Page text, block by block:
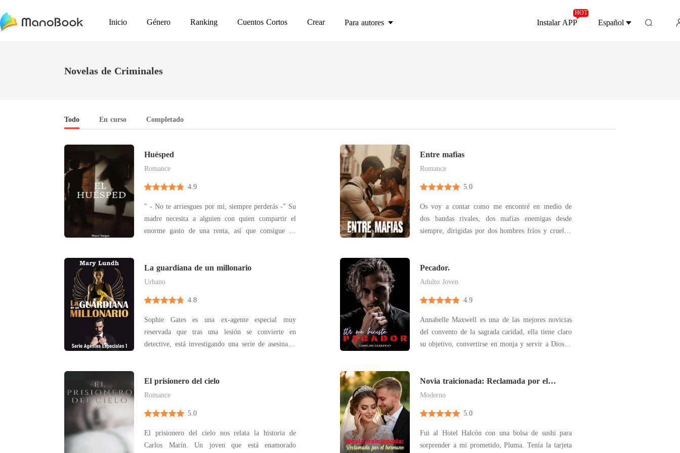
Inicio Género Ranking Cuentos Cortos Crear Para autores Instalar APP
HOT
Español
Novelas de Criminales
Todo En curso Completado
Huésped
Romance
4.9
" - No te arriesgues por mi, siempre perderás -" Su
madre necesita a alguien con quien compartir el
enorme gasto de una renta, así que consigue un
momento atrás. Pareciera como si siempre terminan
en el
Entre mafias
Romance
5.0
Os voy a contar como me encontré en medio de
dos bandas rivales, dos mafias enemigas desde
siempre, dirigidas por dos hombres fríos y crueles,
se casó conmigo y me engaño y el día siguiente a
nuestra bo
La guardiana de un millonario
Urbano
4.8
Sophie Gates es una ex-agente especial muy
reservada que tras una lesión se convierte en
detective, está investigando una serie de asesinatos
Tomas Clark Henderson, un empresario
multimillonario
Pecador.
Adulto Joven
4.9
Annabelle Maxwell es una de las mejores novicias
del convento de la sagrada caridad, ella tiene claro
su objetivo, convertirse en monja y servir a Dios el
Annabelle cuando Bastián le demuestre lo bien que
se
El prisionero del cielo
Romance
5.0
El prisionero del cielo nos relata la historia de
Carlos Marín. Un joven que está enamorado
Novia traicionada: Reclamada por el
hermano
Moderno
5.0
Fui al Hotel Halcón con una bolsa de sushi para
sorprender a mi prometido, Pluma. Tenía la tarjeta